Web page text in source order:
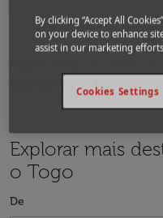
Voos Londres - Togo
Explorar mais
o Togo
De
By clicking “Accept All
on your device to enhance
assist in our marketing
Cookies Settings